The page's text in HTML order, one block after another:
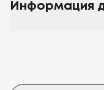
Информация